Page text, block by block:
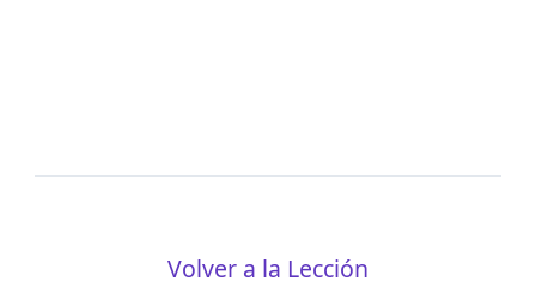
Volver a la Lección